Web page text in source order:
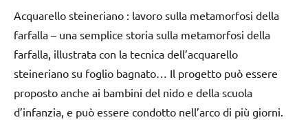
Acquarello steineriano : lavoro sulla metamorfosi della
farfalla – una semplice storia sulla metamorfosi della
farfalla, illustrata con la tecnica dell’acquarello
steineriano su foglio bagnato… Il progetto può essere
proposto anche ai bambini del nido e della scuola
d’infanzia, e può essere condotto nell’arco di più giorni.